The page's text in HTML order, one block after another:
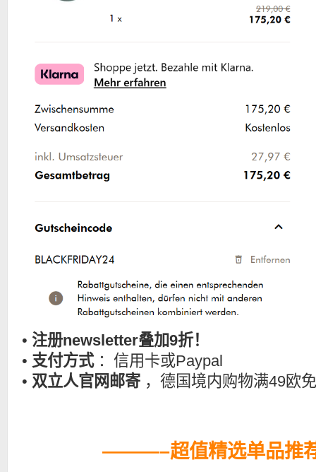
• 注册newsletter叠加9折！
• 支付方式 ：信用卡或Paypal
• 双立人官网邮寄 ，德国境内购物满49欧
———–超值精选单品